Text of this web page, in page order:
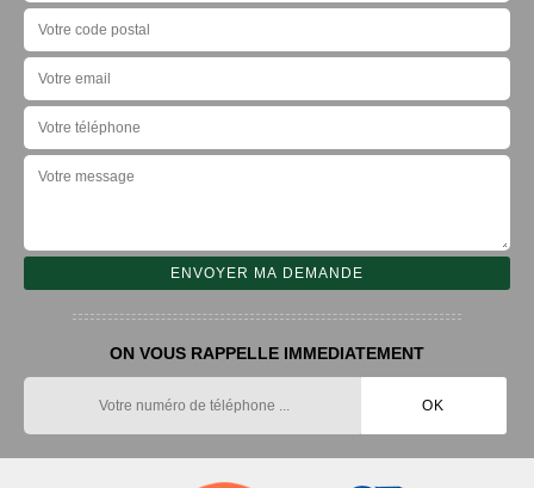
ON VOUS RAPPELLE IMMEDIATEMENT